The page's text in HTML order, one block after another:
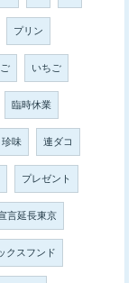
プリン
いちご
臨時休業
珍味 連ダコ
プレゼント
言延長東京
クスフンド